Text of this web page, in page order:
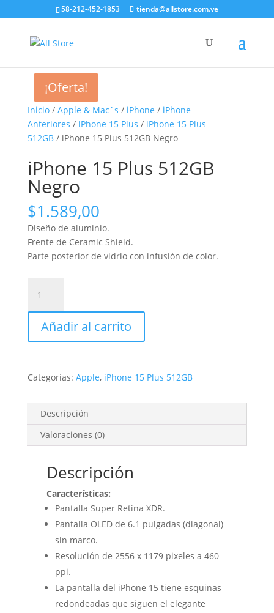
58-212-452-1853 tienda@allstore.com.ve
Inicio/ Apple & Mac`s / iPhone / iPhone
Anteriores / iPhone 15 Plus / iPhone 15 Plus
512GB/ iPhone 15 Plus 512GB Negro
iPhone 15 Plus 512GB
Negro
$1.589,00
Diseño de aluminio.
Frente de Ceramic Shield.
Parte posterior de vidrio con infusión de color.
Plus
512GB
Negro
Añadir al carrito
Categorías: Apple, iPhone 15 Plus 512GB
Descripción
Valoraciones (0)
Descripción
Características:
Pantalla Super Retina XDR.
Pantalla OLED de 6.1 pulgadas (diagonal)
sin marco.
Resolución de 2556 x 1179 pixeles a 460
ppi.
La pantalla del iPhone 15 tiene esquinas
redondeadas que siguen el elegante
¡Oferta!